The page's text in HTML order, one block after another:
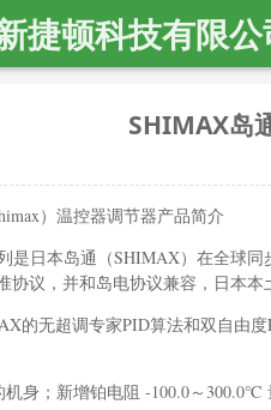
捷顿科技有限公
SHIMAX岛
）温控器调节器产品简介
是日本岛通（SHIMAX）在全球
协议，并和岛电协议兼容，日本本
的无超调专家PID算法和双自由
机身；新增铂电阻 -100.0～300.0℃